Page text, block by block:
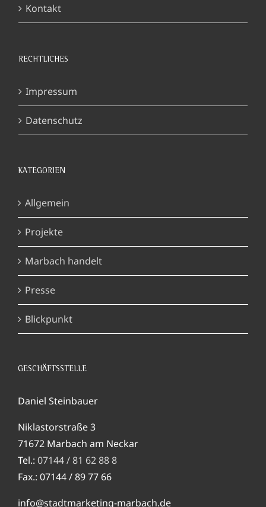
Kontakt
RECHTLICHES
Impressum
Datenschutz
KATEGORIEN
Allgemein
Projekte
Marbach handelt
Presse
Blickpunkt
GESCHÄFTSSTELLE
Daniel Steinbauer
Niklastorstraße 3
71672 Marbach am Neckar
Tel.: 07144 / 81 62 88 8
Fax.: 07144 / 89 77 66
info@stadtmarketing-marbach.de